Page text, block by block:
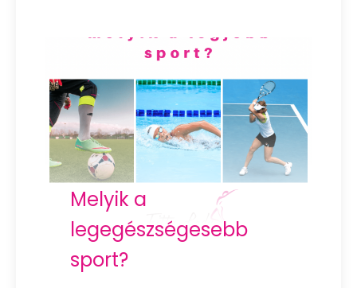
Melyik a
legegészségesebb
sport?